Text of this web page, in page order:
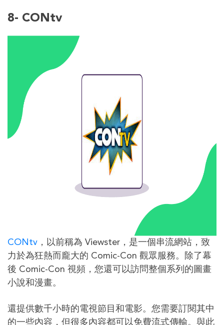
8- CONtv
CONtv ，以前稱為 Viewster，是一個串流網站，致
力於為狂熱而龐大的 Comic-Con 觀眾服務。除了幕
後 Comic-Con 視頻，您還可以訪問整個系列的圖畫
小說和漫畫。
還提供數千小時的電視節目和電影。您需要訂閱其中
的一些內容，但很多內容都可以免費流式傳輸。與此